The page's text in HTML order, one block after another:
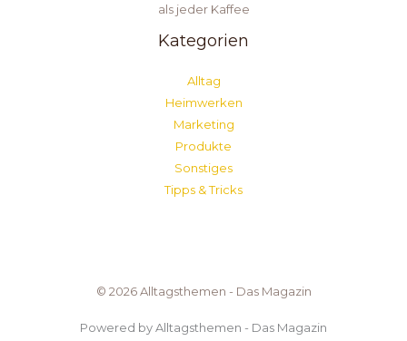
als jeder Kaffee
Kategorien
Alltag
Heimwerken
Marketing
Produkte
Sonstiges
Tipps & Tricks
© 2026 Alltagsthemen - Das Magazin
Powered by Alltagsthemen - Das Magazin